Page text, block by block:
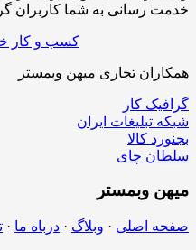
خدمت رسانی به شما کاربران
کسب و کار
همکاران تجاری میهن وبمستر
گرافیک کار
شبکه تبلیغات ایران
بجنورد کالا
سلطان چای
میهن وبمستر
صفحه اصلی · وبلاگ · درباه ما ·